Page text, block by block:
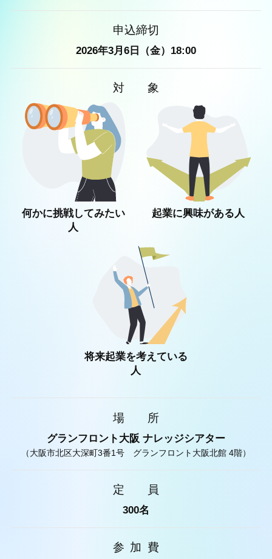
申込締切
2026年3月6日（金）18:00
対象
何かに挑戦してみたい
人
起業に興味がある人
将来起業を考えている
人
場所
グランフロント大阪 ナレッジシアター
（大阪市北区大深町3番1号 グランフロント大阪北館 4階）
定員
300名
参加費